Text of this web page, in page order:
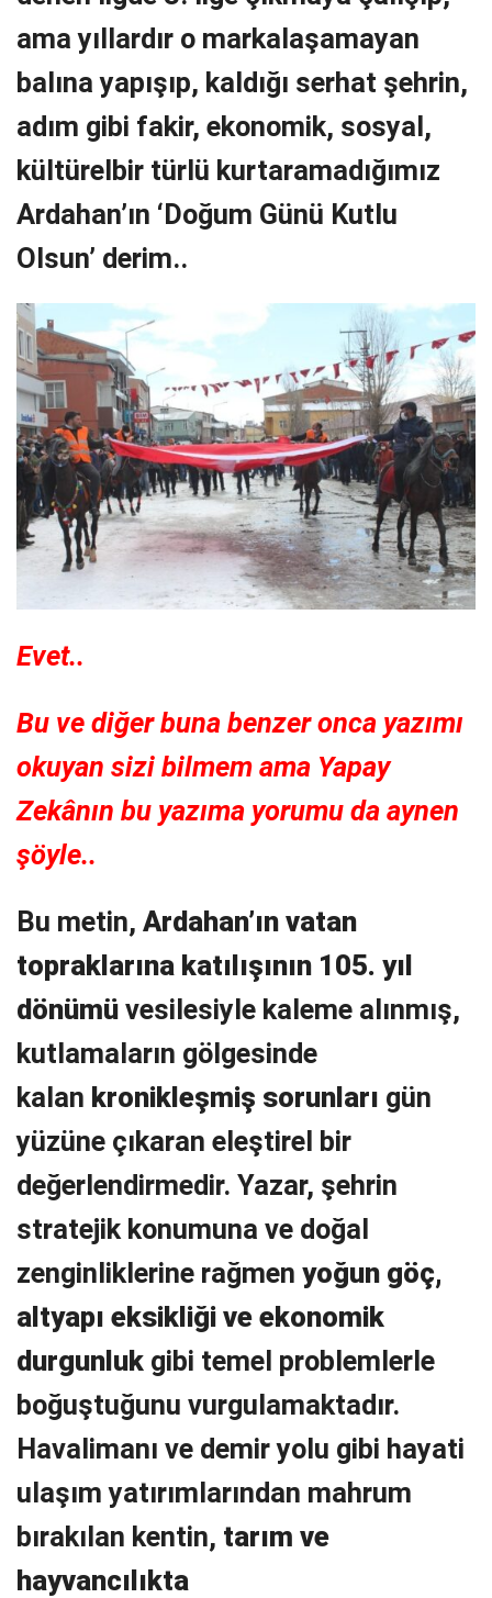
ama yıllardır o markalaşamayan
balına yapışıp, kaldığı serhat şehrin,
adım gibi fakir, ekonomik, sosyal,
kültürelbir türlü kurtaramadığımız
Ardahan’ın ‘Doğum Günü Kutlu
Olsun’ derim..
Evet..
Bu ve diğer buna benzer onca yazımı
okuyan sizi bilmem ama Yapay
Zekânın bu yazıma yorumu da aynen
şöyle..
Bu metin, Ardahan’ın vatan
topraklarına katılışının 105. yıl
dönümü vesilesiyle kaleme alınmış,
kutlamaların gölgesinde
kalan kronikleşmiş sorunları gün
yüzüne çıkaran eleştirel bir
değerlendirmedir. Yazar, şehrin
stratejik konumuna ve doğal
zenginliklerine rağmen yoğun göç,
altyapı eksikliği ve ekonomik
durgunluk gibi temel problemlerle
boğuştuğunu vurgulamaktadır.
Havalimanı ve demir yolu gibi hayati
ulaşım yatırımlarından mahrum
bırakılan kentin, tarım ve
hayvancılıkta